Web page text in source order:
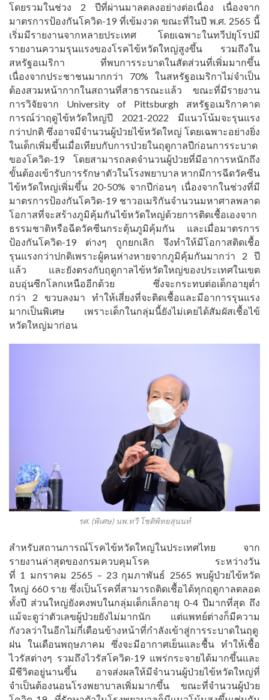
โดยรวมในช่วง 2 ปีที่ผ่านมาลดลงอย่างต่อเนื่อง เนื่องจาก
มาตรการป้องกันโควิด-19 ที่เข้มงวด ขณะที่ในปี พ.ศ. 2565 นี้
เริ่มมีรายงานจากหลายประเทศ โดยเฉพาะในทวีปยุโรปมี
รายงานความรุนแรงของโรคไข้หวัดใหญ่สูงขึ้น รวมถึงใน
สหรัฐอเมริกา ที่พบการระบาดในสัดส่วนที่เพิ่มมากขึ้น
เนื่องจากประชาชนมากกว่า 70% ในสหรัฐอเมริกาไม่จำเป็น
ต้องสวมหน้ากากในสถานที่สาธารณะแล้ว ขณะที่มีรายงาน
การวิจัยจาก University of Pittsburgh สหรัฐอเมริกาคาด
การณ์ว่าฤดูไข้หวัดใหญ่ปี 2021-2022 มีแนวโน้มจะรุนแรง
กว่าปกติ ซึ่งอาจมีจำนวนผู้ป่วยไข้หวัดใหญ่ โดยเฉพาะอย่างยิ่ง
ในเด็กเพิ่มขึ้นเมื่อเทียบกับการป่วยในฤดูกาลปีก่อนการระบาด
ของโควิด-19 โดยสามารถลดจำนวนผู้ป่วยที่มีอาการหนักถึง
ขั้นต้องเข้ารับการรักษาตัวในโรงพยาบาล หากมีการฉีดวัคซีน
ไข้หวัดใหญ่เพิ่มขึ้น 20-50% จากปีก่อนๆ เนื่องจากในช่วงที่มี
มาตรการป้องกันโควิด-19 ชาวอเมริกันจำนวนมหาศาลพลาด
โอกาสที่จะสร้างภูมิคุ้มกันไข้หวัดใหญ่ด้วยการติดเชื้อเองจาก
ธรรมชาติหรือฉีดวัคซีนกระตุ้นภูมิคุ้มกัน และเมื่อมาตรการ
ป้องกันโควิด-19 ต่างๆ ถูกยกเลิก จึงทำให้มีโอกาสติดเชื้อ
รุนแรงกว่าปกติเพราะผู้คนห่างหายจากภูมิคุ้มกันมากว่า 2 ปี
แล้ว และยังตรงกับฤดูกาลไข้หวัดใหญ่ของประเทศในเขต
อบอุ่นซีกโลกเหนืออีกด้วย ซึ่งจะกระทบต่อเด็กอายุต่ำ
กว่า 2 ขวบลงมา ทำให้เสี่ยงที่จะติดเชื้อและมีอาการรุนแรง
มากเป็นพิเศษ เพราะเด็กในกลุ่มนี้ยังไม่เคยได้สัมผัสเชื้อไข้
หวัดใหญ่มาก่อน
รศ. (พิเศษ) นพ.ทวี โชติพิทยสุนนท์
สำหรับสถานการณ์โรคไข้หวัดใหญ่ในประเทศไทย จาก
รายงานล่าสุดของกรมควบคุมโรค ระหว่างวัน
ที่ 1 มกราคม 2565 – 23 กุมภาพันธ์ 2565 พบผู้ป่วยไข้หวัด
ใหญ่ 660 ราย ซึ่งเป็นโรคที่สามารถติดเชื้อได้ทุกฤดูกาลตลอด
ทั้งปี ส่วนใหญ่ยังคงพบในกลุ่มเด็กเล็กอายุ 0-4 ปีมากที่สุด ถึง
แม้จะดูว่าตัวเลขผู้ป่วยยังไม่มากนัก แต่แพทย์ต่างก็มีความ
กังวลว่าในอีกไม่กี่เดือนข้างหน้าที่กำลังเข้าสู่การระบาดในฤดู
ฝน ในเดือนพฤษภาคม ซึ่งจะมีอากาศเย็นและชื้น ทำให้เชื้อ
ไวรัสต่างๆ รวมถึงไวรัสโควิด-19 แพร่กระจายได้มากขึ้นและ
มีชีวิตอยู่นานขึ้น อาจส่งผลให้มีจำนวนผู้ป่วยไข้หวัดใหญ่ที่
จำเป็นต้องนอนโรงพยาบาลเพิ่มมากขึ้น ขณะที่จำนวนผู้ป่วย